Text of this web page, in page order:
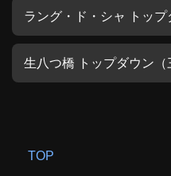
ラング・ド・シャ トップ
生八つ橋 トップダウン
TOP